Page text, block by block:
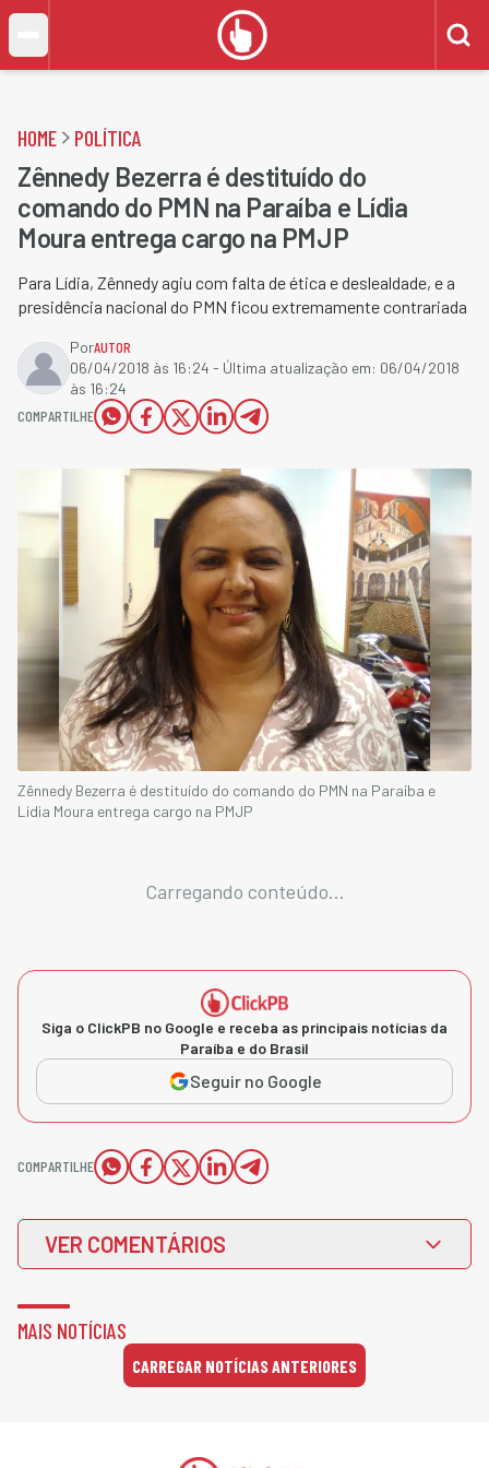
HOME POLÍTICA
Zênnedy Bezerra é destituído do
comando do PMN na Paraíba e Lídia
Moura entrega cargo na PMJP
Para Lídia, Zênnedy agiu com falta de ética e deslealdade, e a
presidência nacional do PMN ficou extremamente contrariada
PorAUTOR
06/04/2018 às 16:24 - Última atualização em: 06/04/2018
às 16:24
COMPARTILHE
Zênnedy Bezerra é destituído do comando do PMN na Paraíba e
Lídia Moura entrega cargo na PMJP
Carregando conteúdo...
Siga o ClickPB no Google e receba as principais notícias da
Paraíba e do Brasil
Seguir no Google
COMPARTILHE
VER COMENTÁRIOS
MAIS NOTÍCIAS
CARREGAR NOTÍCIAS ANTERIORES